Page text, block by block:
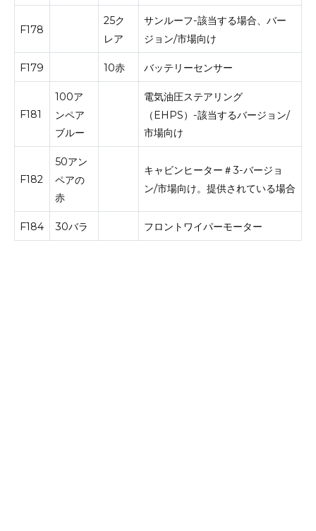
F178
25ク
レア
サンルーフ-該当する場合、バー
ジョン/市場向け
F179 10赤 バッテリーセンサー
F181
100ア
ンペア
ブルー
電気油圧ステアリング
（EHPS）-該当するバージョン/
市場向け
F182
50アン
ペアの
赤
キャビンヒーター＃3-バージョ
ン/市場向け。提供されている場合
F184 30バラ フロントワイパーモーター